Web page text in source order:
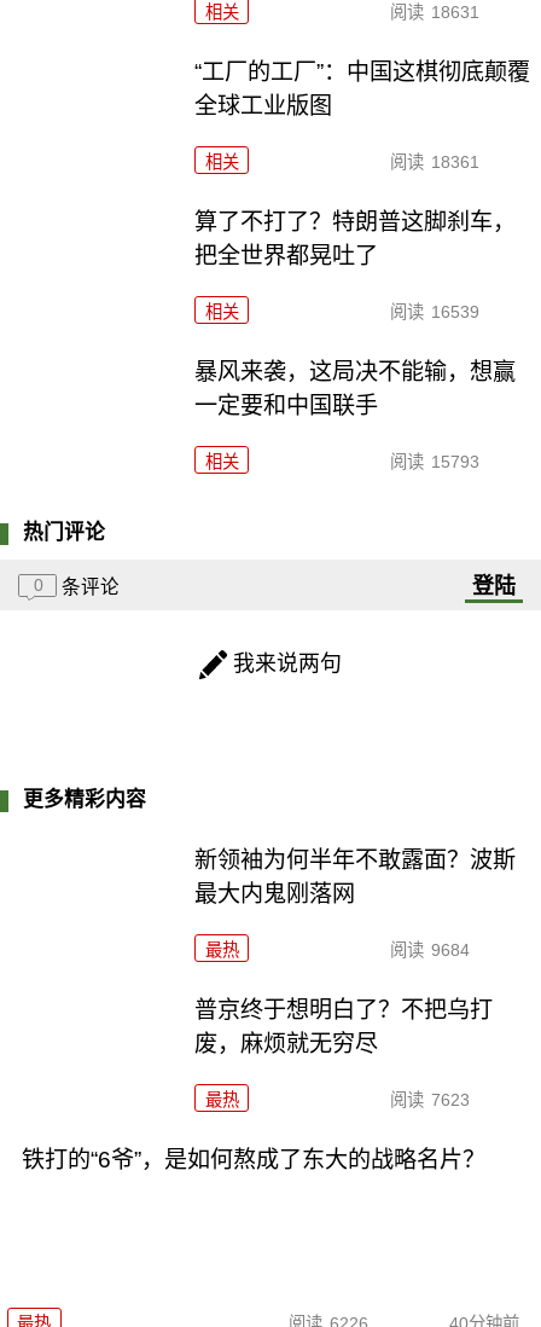
相关 阅读 18631
“工厂的工厂”：中国这棋彻底颠覆
全球工业版图
相关 阅读 18361
算了不打了？特朗普这脚刹车，
把全世界都晃吐了
相关 阅读 16539
暴风来袭，这局决不能输，想赢
一定要和中国联手
相关 阅读 15793
热门评论
0 条评论 登陆
我来说两句
更多精彩内容
新领袖为何半年不敢露面？波斯
最大内鬼刚落网
最热 阅读 9684
普京终于想明白了？不把乌打
废，麻烦就无穷尽
最热 阅读 7623
铁打的“6爷”，是如何熬成了东大的战略名片？